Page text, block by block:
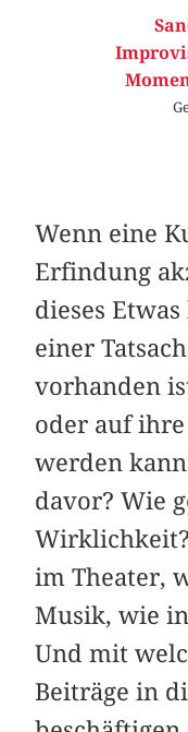
Wenn eine
Erfindung
dieses
einer
vorhanden
oder auf
werden
davor? Wie
im Theater,
Musik, wie
Und mit
Beiträge in